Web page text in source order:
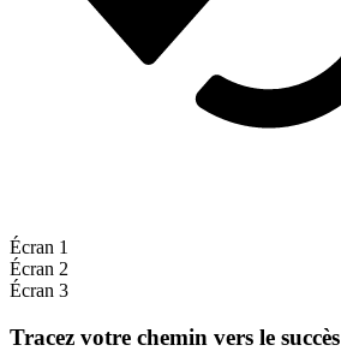
Écran 1
Écran 2
Écran 3
Tracez votre chemin vers le succès